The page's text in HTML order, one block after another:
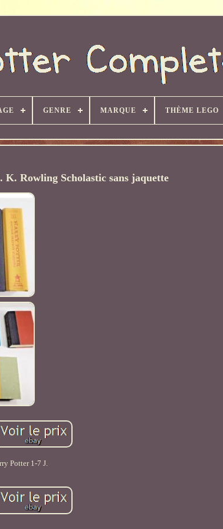
GENRE MARQUE THÈME LEGO
Rowling Scholastic sans jaquette
Potter 1-7 J.